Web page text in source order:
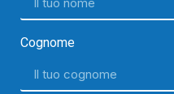
Cognome